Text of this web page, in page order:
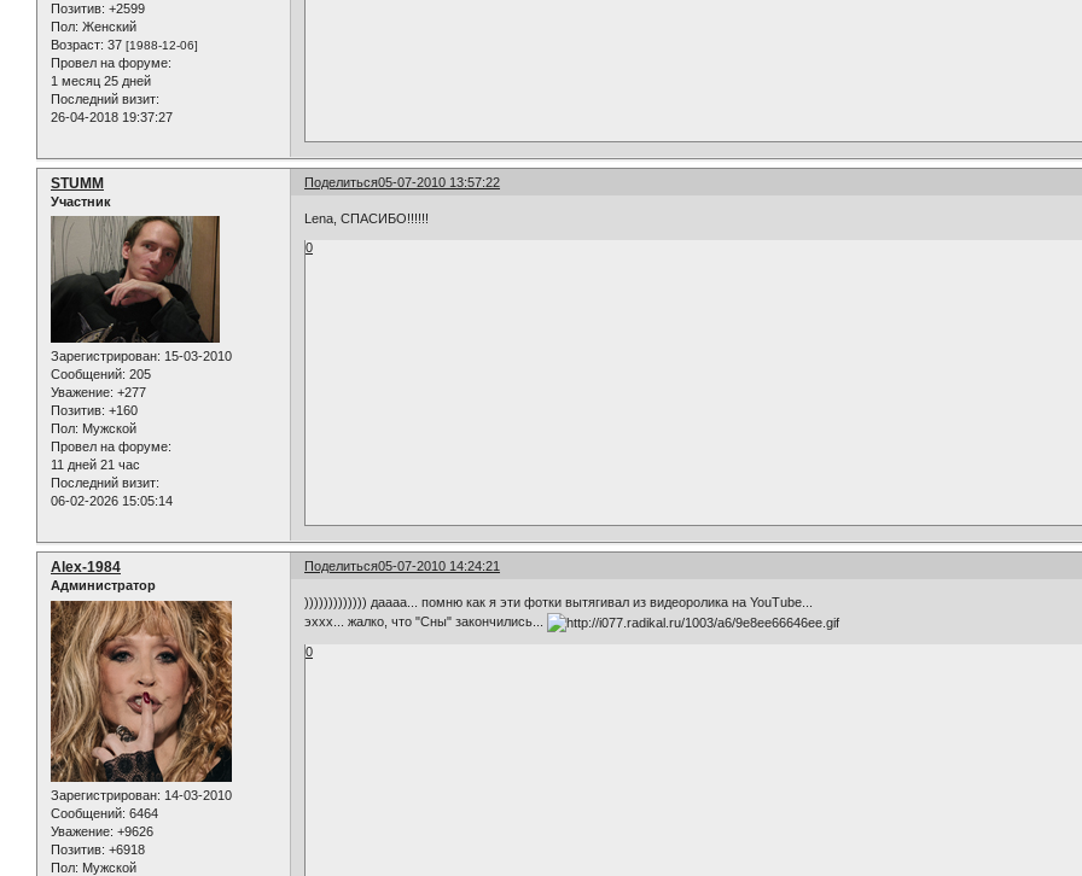
Позитив: +2599
Пол: Женский
Возраст: 37 [1988-12-06]
Провел на форуме:
1 месяц 25 дней
Последний визит:
26-04-2018 19:37:27
Поделиться05-07-2010 13:57:22
STUMM
Участник
Зарегистрирован: 15-03-2010
Сообщений: 205
Уважение: +277
Позитив: +160
Пол: Мужской
Провел на форуме:
11 дней 21 час
Последний визит:
06-02-2026 15:05:14
Lena, СПАСИБО!!!!!!
0
Поделиться05-07-2010 14:24:21
Alex-1984
Администратор
Зарегистрирован: 14-03-2010
Сообщений: 6464
Уважение: +9626
Позитив: +6918
Пол: Мужской
))))))))))))) даааа... помню как я эти фотки вытягивал из видеоролика на YouTube...
эххх... жалко, что "Сны" закончились...
0